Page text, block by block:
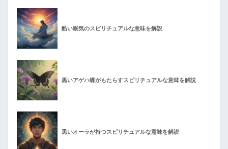
酷い眠気のスピリチュアルな意味を解説
黒いアゲハ蝶がもたらすスピリチュアルな意味を解説
黒いオーラが持つスピリチュアルな意味を解説